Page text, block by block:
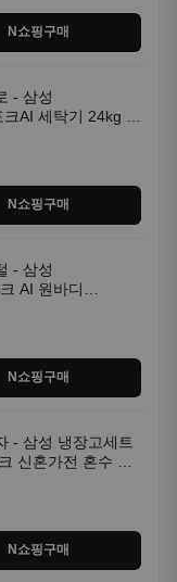
N쇼핑구매
- 삼성
AI 원바디
급
N쇼핑구매
- 삼성 냉장고세트
신혼가전 혼수 입
N쇼핑구매
SSG 아마존